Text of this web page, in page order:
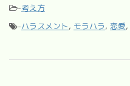
-考え方
-ハラスメント, モラハラ, 恋愛,